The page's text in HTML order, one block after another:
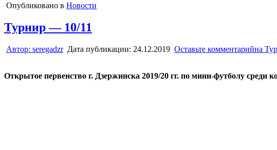
Опубликовано в Новости
Турнир — 10/11
Автор: seregadzr Дата публикации: 24.12.2019 Оставьте комментарийна
Открытое первенство г. Дзержинска 2019/20 гг. по мини-футболу среди